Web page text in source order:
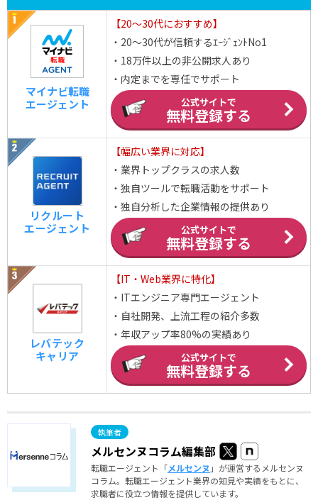
マイナビ転職
エージェント
【20～30代におすすめ】
・20～30代が信頼するｴｰｼﾞｪﾝﾄNo1
・18万件以上の非公開求人あり
・内定までを専任でサポート
公式サイトで
無料登録する
リクルート
エージェント
【幅広い業界に対応】
・業界トップクラスの求人数
・独自ツールで転職活動をサポート
・独自分析した企業情報の提供あり
公式サイトで
無料登録する
レバテック
キャリア
【IT・Web業界に特化】
・ITエンジニア専門エージェント
・自社開発、上流工程の紹介多数
・年収アップ率80%の実績あり
公式サイトで
無料登録する
メルセンヌコラム編集部
転職エージェント「メルセンヌ 」が運営するメルセンヌ
コラム。転職エージェント業界の知見や実績をもとに、
求職者に役立つ情報を提供しています。